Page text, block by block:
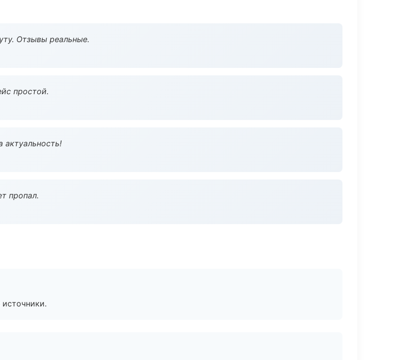
Отзывы реальные.
простой.
пропал.